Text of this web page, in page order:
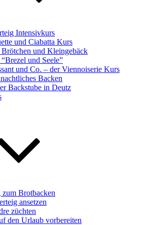
Intensivkurs
und Ciabatta Kurs
und Kleingebäck
und Seele”
und Co. – der Viennoiserie Kurs
Backen
Backstube in Deutz
zum Brotbacken
ansetzen
züchten
den Urlaub vorbereiten